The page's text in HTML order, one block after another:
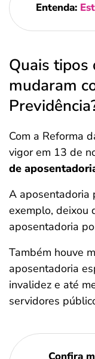
Entenda:
Quais tipos
mudaram
Com a Reforma
vigor em 13 de
de
A aposentadoria
exemplo, deixou
aposentadoria
Também houve
aposentadoria
invalidez e até
servidores